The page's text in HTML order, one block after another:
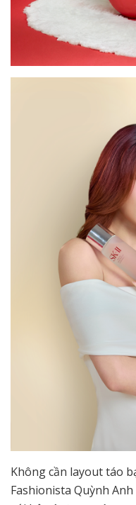
Không cần layout táo
Fashionista Quỳnh